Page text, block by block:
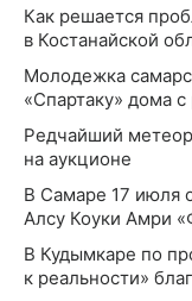
Как решается
в Костанайской
Молодежка
«Спартаку» дома
Редчайший
на аукционе
В Самаре 17 июля
Алсу Коуки Амри
В Кудымкаре по
к реальности»